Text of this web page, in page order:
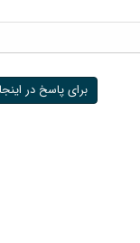
برای پاسخ در